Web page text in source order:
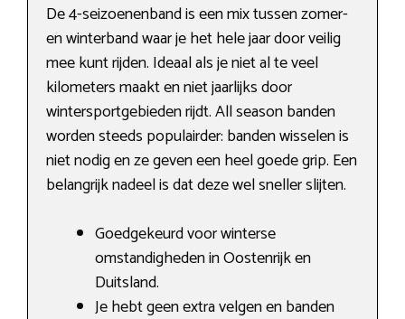
De 4-seizoenenband is een mix tussen zomer-
en winterband waar je het hele jaar door veilig
mee kunt rijden. Ideaal als je niet al te veel
kilometers maakt en niet jaarlijks door
wintersportgebieden rijdt. All season banden
worden steeds populairder: banden wisselen is
niet nodig en ze geven een heel goede grip. Een
belangrijk nadeel is dat deze wel sneller slijten.
Goedgekeurd voor winterse
omstandigheden in Oostenrijk en
Duitsland.
Je hebt geen extra velgen en banden